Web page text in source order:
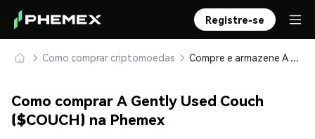
Registre-se
Como comprar criptomoedas Compre e armazene A Gently Used Couch ($COUCH) com segurança
Como comprar A Gently Used Couch
($COUCH) na Phemex